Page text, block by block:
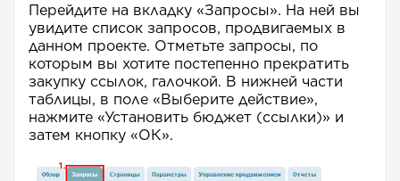
Перейдите на вкладку «Запросы». На ней вы
увидите список запросов, продвигаемых в
данном проекте. Отметьте запросы, по
которым вы хотите постепенно прекратить
закупку ссылок, галочкой. В нижней части
таблицы, в поле «Выберите действие»,
нажмите «Установить бюджет (ссылки)» и
затем кнопку «ОК».